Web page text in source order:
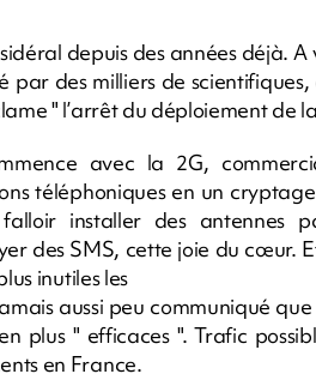
depuis des années déjà. A
par des milliers de
" l’arrêt du déploiement de
avec la 2G,
téléphoniques en un
installer des antennes
des SMS, cette joie du cœur.
inutiles les
aussi peu communiqué
plus " efficaces ". Trafic
en France.